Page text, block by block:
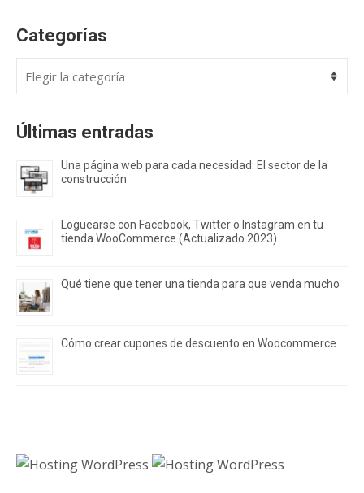
Categorías
Últimas entradas
Una página web para cada necesidad: El sector de la
construcción
Loguearse con Facebook, Twitter o Instagram en tu
tienda WooCommerce (Actualizado 2023)
Qué tiene que tener una tienda para que venda mucho
Cómo crear cupones de descuento en Woocommerce